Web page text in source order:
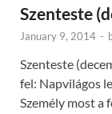
Szenteste
January 9, 2014 -
Szenteste
fel: Napvilágos
Személy most a